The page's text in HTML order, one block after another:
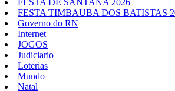
FESTA DE SANTANA 2026
FESTA TIMBAUBA DOS BATISTAS
Governo do RN
Internet
JOGOS
Judiciario
Loterias
Mundo
Natal